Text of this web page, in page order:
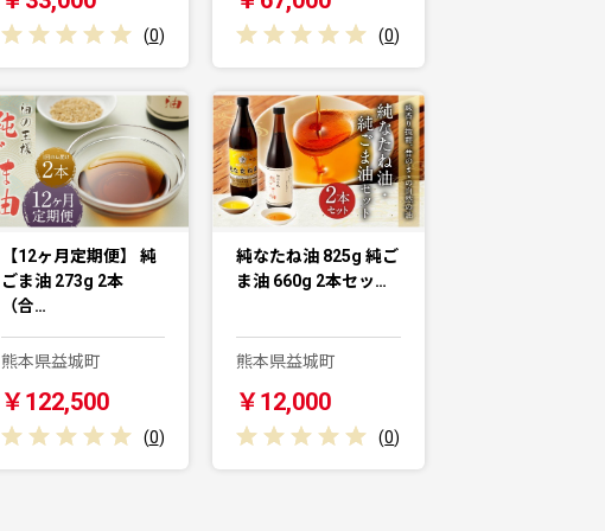
(0) (0)
【12ヶ月定期便】 純
ごま油 273g 2本
（合…
熊本県益城町
￥122,500
(0)
純なたね油 825g 純ご
ま油 660g 2本セッ…
熊本県益城町
￥12,000
(0)